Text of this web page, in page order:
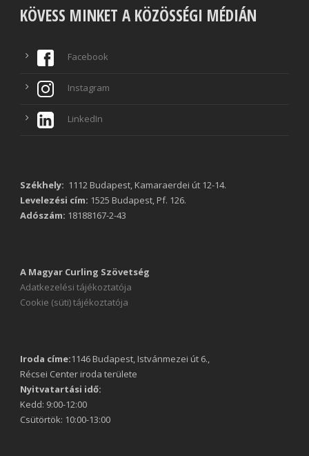
KÖVESS MINKET A KÖZÖSSÉGI MÉDIÁN
Facebook
Instagram
LinkedIn
Székhely: 1112 Budapest, Kamaraerdei út 12-14.
Levelezési cím: 1525 Budapest, Pf. 126.
Adószám: 18188167-2-43
A Magyar Curling Szövetség
Adatkezelési tájékoztatója
Cookie (süti) tájékoztatója
Iroda címe:1146 Budapest, Istvánmezei út 6.,
Récsei Center iroda területe
Nyitvatartási idő:
Kedd: 9:00-12:00
Csütörtök: 10:00-13:00